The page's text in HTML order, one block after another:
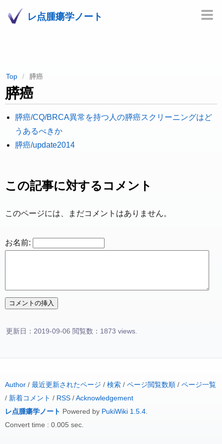
レ点腫瘍学ノート
Top 膵癌
膵癌
膵癌/CQ/BRCA異常を持つ人の膵癌スクリーニングはど
うあるべきか
膵癌/update2014
この記事に対するコメント
このページには、まだコメントはありません。
お名前:
更新日：2019-09-06 閲覧数：1873 views.
Author / 最近更新されたページ / 検索 / ページ閲覧数順 / ページ一覧
/ 新着コメント / RSS / Acknowledgement
レ点腫瘍学ノート Powered by PukiWiki 1.5.4
Convert time : 0.005 sec.